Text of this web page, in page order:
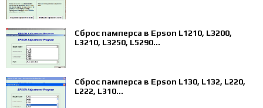
Сброс памперса в Epson L1210, L3200,
L3210, L3250, L5290...
Сброс памперса в Epson L130, L132, L220,
L222, L310...